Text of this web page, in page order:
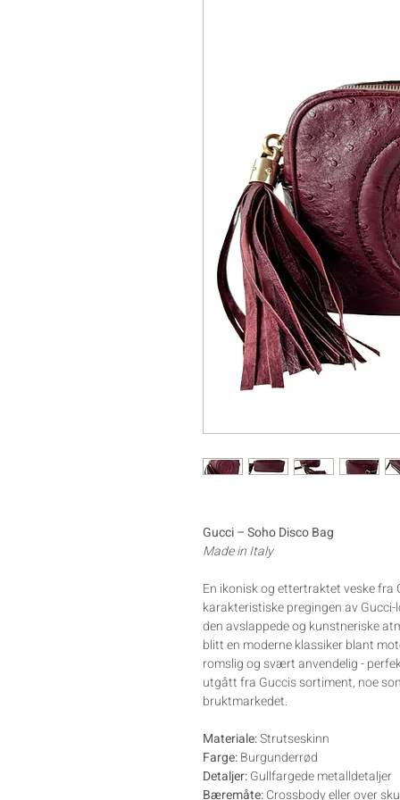
Gucci – Soho Disco Bag
Made in Italy
En ikonisk og ettertraktet veske
karakteristiske pregingen av
den avslappede og kunstneriske
blitt en moderne klassiker blant
romslig og svært anvendelig -
utgått fra Guccis sortiment, noe
bruktmarkedet.
Materiale:Strutseskinn
Farge:Burgunderrød
Detaljer:Gullfargede metalldetaljer
Bæremåte:Crossbody eller over